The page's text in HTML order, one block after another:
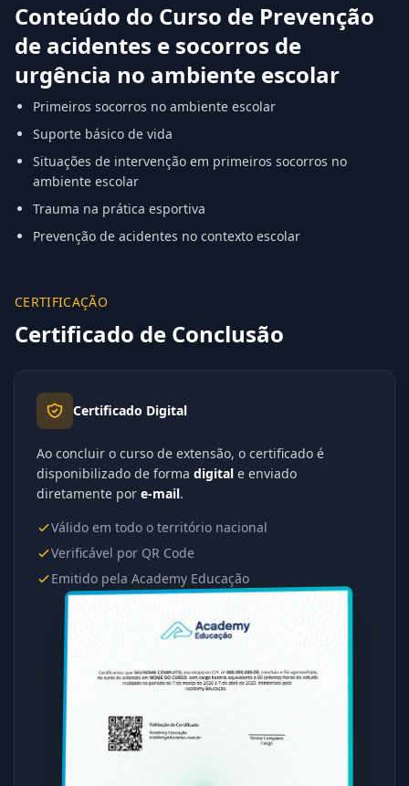
Conteúdo do Curso de Prevenção
de acidentes e socorros de
urgência no ambiente escolar
Primeiros socorros no ambiente escolar
Suporte básico de vida
Situações de intervenção em primeiros socorros no
ambiente escolar
Trauma na prática esportiva
Prevenção de acidentes no contexto escolar
CERTIFICAÇÃO
Certificado de Conclusão
Certificado Digital
Ao concluir o curso de extensão, o certificado é
disponibilizado de forma digital e enviado
diretamente por e-mail.
Válido em todo o território nacional
Verificável por QR Code
Emitido pela Academy Educação